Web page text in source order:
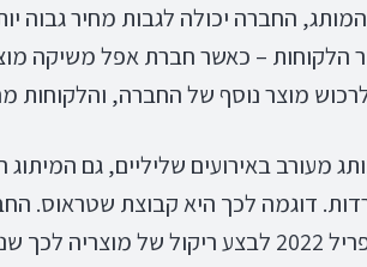
החברה יכולה לגבות מחיר גבוה
הלקוחות – כאשר חברת אפל משיקה
מוצר נוסף של החברה,
מעורב באירועים שליליים, גם
דוגמה לכך היא קבוצת שטראוס.
מזון, נאלצה באפריל 2022 לבצע ריקול של